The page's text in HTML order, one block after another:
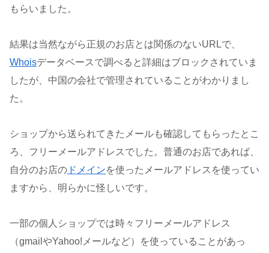
もらいました。
結果は当然ながら正規のお店とは関係のないURLで、
Whoisデータベースで調べると詳細はブロックされていま
したが、中国の会社で管理されていることがわかりまし
た。
ショップから送られてきたメールも確認してもらったとこ
ろ、フリーメールアドレスでした。普通のお店であれば、
自分のお店の ドメインを使ったメールアドレスを使ってい
ますから、明らかに怪しいです。
一部の個人ショップでは時々フリーメールアドレス
（gmailやYahoo!メールなど）を使っていることがあっ